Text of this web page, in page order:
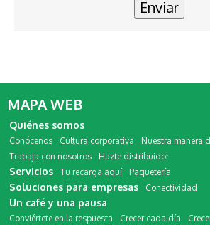
MAPA WEB
Quiénes somos
Conócenos Cultura corporativa
Nuestra manera
Trabaja con nosotros
Hazte distribuidor
Servicios Tu recarga aquí Paquetería
Soluciones para empresas Conectividad
Un café y una pausa
Conviértete en la respuesta Crecer cada día